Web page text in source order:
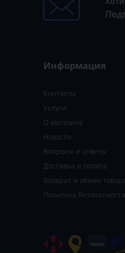
Информация
Контакты
Услуги
О магазине
Новости
Вопросы и ответы
Доставка и оплата
Возврат и обмен
Политика безопасности